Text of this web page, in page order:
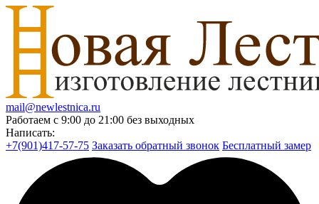
mail@newlestnica.ru
Работаем с 9:00 до 21:00 без выходных
Написать:
+7(901)417-57-75 Заказать обратный звонок Бесплатный замер